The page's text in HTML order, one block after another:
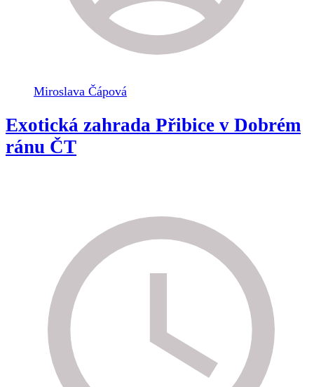
Miroslava Čápová
Exotická zahrada Přibice v Dobrém
ránu ČT